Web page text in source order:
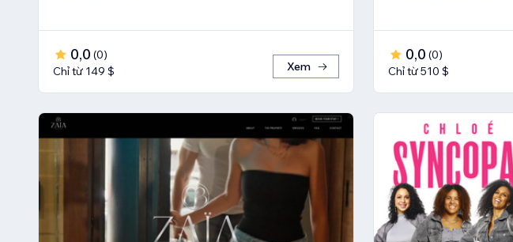
0,0 (0)
Chỉ từ 149 $
Xem
0,0 (0)
Chỉ từ 510 $